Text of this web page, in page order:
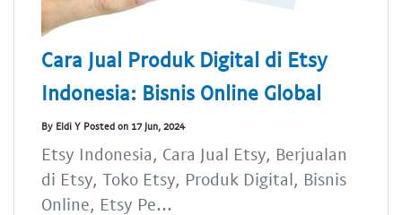
Cara Jual Produk Digital di Etsy
Indonesia: Bisnis Online Global
By Eldi Y Posted on 17 Jun, 2024
Etsy Indonesia, Cara Jual Etsy, Berjualan
di Etsy, Toko Etsy, Produk Digital, Bisnis
Online, Etsy Pe...